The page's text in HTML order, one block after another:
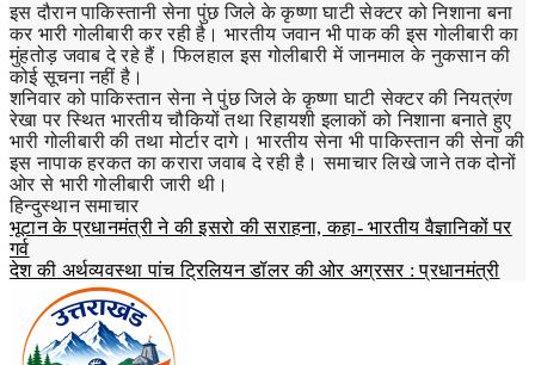
इस दौरान पाकिस्तानी सेना पुंछ जिले के कृष्णा घाटी सेक्टर को निशाना बना
कर भारी गोलीबारी कर रही है। भारतीय जवान भी पाक की इस गोलीबारी का
मुंहतोड़ जवाब दे रहे हैं। फिलहाल इस गोलीबारी में जानमाल के नुकसान की
कोई सूचना नहीं है।
शनिवार को पाकिस्तान सेना ने पुंछ जिले के कृष्णा घाटी सेक्टर की नियत्रंण
रेखा पर स्थित भारतीय चौकियों तथा रिहायशी इलाकों को निशाना बनाते हुए
भारी गोलीबारी की तथा मोर्टार दागे। भारतीय सेना भी पाकिस्तान की सेना की
इस नापाक हरकत का करारा जवाब दे रही है। समाचार लिखे जाने तक दोनों
ओर से भारी गोलीबारी जारी थी।
हिन्दुस्थान समाचार
Post
navigation
भूटान के प्रधानमंत्री ने की इसरो की सराहना, कहा- भारतीय वैज्ञानिकों पर
गर्व
देश की अर्थव्यवस्था पांच ट्रिलियन डॉलर की ओर अग्रसर : प्रधानमंत्री